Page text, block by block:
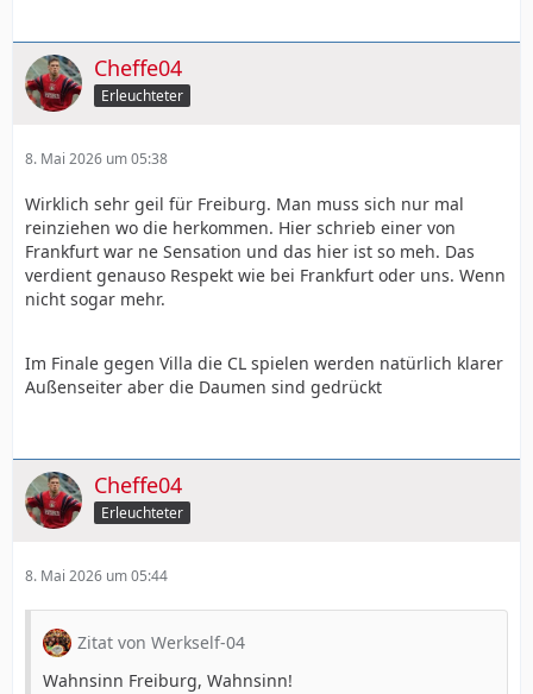
Cheffe04
Erleuchteter
8. Mai 2026 um 05:38
Wirklich sehr geil für Freiburg. Man muss sich nur mal
reinziehen wo die herkommen. Hier schrieb einer von
Frankfurt war ne Sensation und das hier ist so meh. Das
verdient genauso Respekt wie bei Frankfurt oder uns. Wenn
nicht sogar mehr.
Im Finale gegen Villa die CL spielen werden natürlich klarer
Außenseiter aber die Daumen sind gedrückt
Cheffe04
Erleuchteter
8. Mai 2026 um 05:44
Zitat von Werkself-04
Wahnsinn Freiburg, Wahnsinn!